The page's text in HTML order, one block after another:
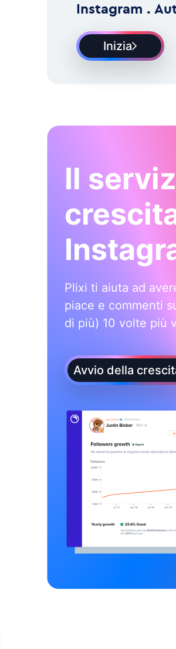
Instagram .
Inizia
Il
Plixi ti aiuta ad
piace e commenti
di più) 10 volte più
Avvio della